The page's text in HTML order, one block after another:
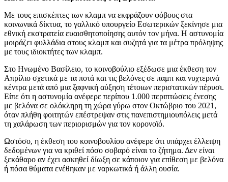
Με τους επισκέπτες των κλαμπ να εκφράζουν φόβους στα
κοινωνικά δίκτυα, το γαλλικό υπουργείο Εσωτερικών ξεκίνησε μια
εθνική εκστρατεία ευαισθητοποίησης αυτόν τον μήνα. Η αστυνομία
μοιράζει φυλλάδια στους κλαμπ και συζητά για τα μέτρα πρόληψης
με τους ιδιοκτήτες των κλαμπ.
Στο Ηνωμένο Βασίλειο, το κοινοβούλιο εξέδωσε μια έκθεση τον
Απρίλιο σχετικά με τα ποτά και τις βελόνες σε παμπ και νυχτερινά
κέντρα μετά από μια ξαφνική αύξηση τέτοιων περιστατικών πέρυσι.
Είπε ότι η αστυνομία ανέφερε περίπου 1.000 περιπτώσεις ένεσης
με βελόνα σε ολόκληρη τη χώρα γύρω στον Οκτώβριο του 2021,
όταν πλήθη φοιτητών επέστρεψαν στις πανεπιστημιουπόλεις μετά
τη χαλάρωση των περιορισμών για τον κορονοϊό.
Ωστόσο, η έκθεση του κοινοβουλίου ανέφερε ότι υπάρχει έλλειψη
δεδομένων για να κριθεί πόσο σοβαρό είναι το ζήτημα. Δεν είναι
ξεκάθαρο αν έχει ασκηθεί δίωξη σε κάποιον για επίθεση με βελόνα
ή πόσα θύματα ενέθηκαν με ναρκωτικά ή άλλη ουσία.